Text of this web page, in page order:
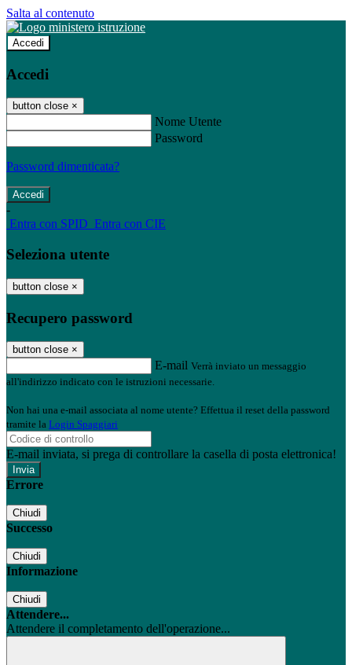
Salta al contenuto
Accedi
Accedi
button close ×
Nome Utente
Password
Password dimenticata?
-
Entra con SPID Entra con CIE
Seleziona utente
button close ×
Recupero password
button close ×
E-mail Verrà inviato un messaggio
all'indirizzo indicato con le istruzioni necessarie.
Non hai una e-mail associata al nome utente? Effettua il reset della password
tramite la Login Spaggiari
E-mail inviata, si prega di controllare la casella di posta elettronica!
Errore
Chiudi
Successo
Chiudi
Informazione
Chiudi
Attendere...
Attendere il completamento dell'operazione...